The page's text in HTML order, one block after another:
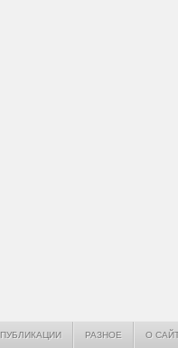
ПУБЛИКАЦИИ РАЗНОЕ О